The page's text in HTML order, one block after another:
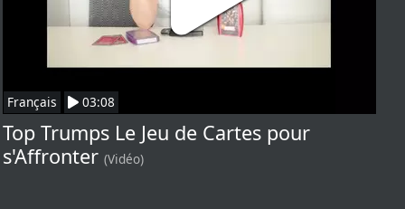
Français 03:08
Top Trumps Le Jeu de Cartes pour
s'Affronter (Vidéo)